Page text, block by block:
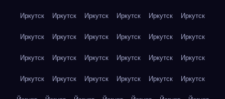
Иркутск Иркутск Иркутск Иркутск Иркутск Иркутск
Иркутск Иркутск Иркутск Иркутск Иркутск Иркутск
Иркутск Иркутск Иркутск Иркутск Иркутск Иркутск
Иркутск Иркутск Иркутск Иркутск Иркутск Иркутск